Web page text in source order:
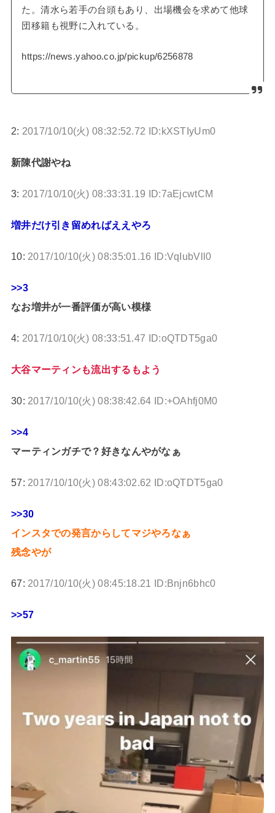
た。清水ら若手の台頭もあり、出場機会を求めて他球
団移籍も視野に入れている。
https://news.yahoo.co.jp/pickup/6256878
2: 2017/10/10(火) 08:32:52.72 ID:kXSTIyUm0
新陳代謝やね
3: 2017/10/10(火) 08:33:31.19 ID:7aEjcwtCM
増井だけ引き留めればええやろ
10: 2017/10/10(火) 08:35:01.16 ID:VqIubVll0
>>3
なお増井が一番評価が高い模様
4: 2017/10/10(火) 08:33:51.47 ID:oQTDT5ga0
大谷マーティンも流出するもよう
30: 2017/10/10(火) 08:38:42.64 ID:+OAhfj0M0
>>4
マーティンガチで？好きなんやがなぁ
57: 2017/10/10(火) 08:43:02.62 ID:oQTDT5ga0
>>30
インスタでの発言からしてマジやろなぁ
残念やが
67: 2017/10/10(火) 08:45:18.21 ID:Bnjn6bhc0
>>57